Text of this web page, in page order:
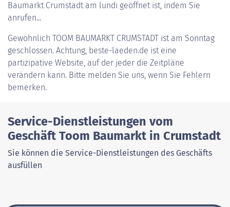
Baumarkt Crumstadt am lundi geöffnet ist, indem Sie
anrufen...
Gewöhnlich TOOM BAUMARKT CRUMSTADT ist am Sonntag
geschlossen. Achtung, beste-laeden.de ist eine
partizipative Website, auf der jeder die Zeitpläne
verändern kann. Bitte melden Sie uns, wenn Sie Fehlern
bemerken.
Service-Dienstleistungen vom
Geschäft Toom Baumarkt in Crumstadt
Sie können die Service-Dienstleistungen des Geschäfts
ausfüllen